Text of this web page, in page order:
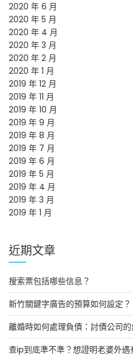
2020 年 6 月
2020 年 5 月
2020 年 4 月
2020 年 3 月
2020 年 2 月
2020 年 1 月
2019 年 12 月
2019 年 11 月
2019 年 10 月
2019 年 9 月
2019 年 8 月
2019 年 7 月
2019 年 6 月
2019 年 5 月
2019 年 4 月
2019 年 3 月
2019 年 1 月
近期文章
搜索票包括哪些信息？
新竹關鍵字廣告的預算如何設定？
離婚時如何處理負債：討債公司
查ip到底準不準？想證明老婆外